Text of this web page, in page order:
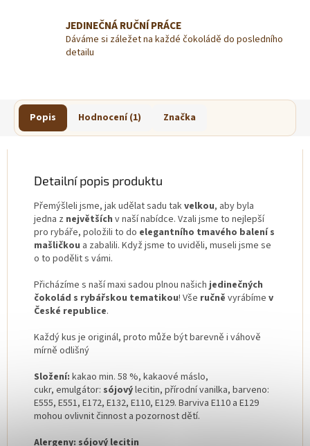
JEDINEČNÁ RUČNÍ PRÁCE
Dáváme si záležet na každé čokoládě do posledního
detailu
Popis Hodnocení (1) Značka
Detailní popis produktu
Přemýšleli jsme, jak udělat sadu takvelkou, aby byla
jedna z největších v naší nabídce. Vzali jsme to nejlepší
pro rybáře, položili to do elegantního tmavého balení s
mašličkou a zabalili. Když jsme to uviděli, museli jsme se
o to podělit s vámi.
Přicházíme s naší maxi sadou plnou našichjedinečných
čokolád s rybářskou tematikou! Vše ručně vyrábíme v
České republice.
Každý kus je originál, proto může být barevně i váhově
mírně odlišný
Složení: kakao min. 58 %, kakaové máslo,
cukr, emulgátor: sójovýlecitin, přírodní vanilka, barveno:
E555, E551, E172, E132, E110, E129. Barviva E110 a E129
mohou ovlivnit činnost a pozornost dětí.
Alergeny: sójový lecitin